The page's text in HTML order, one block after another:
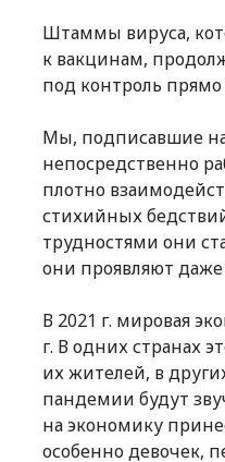
Штаммы вируса,
к вакцинам,
под контроль прямо
Мы, подписавшие
непосредственно
плотно
стихийных
трудностями они
они проявляют
В 2021 г. мировая
г. В одних странах
их жителей, в
пандемии будут
на экономику
особенно девочек,